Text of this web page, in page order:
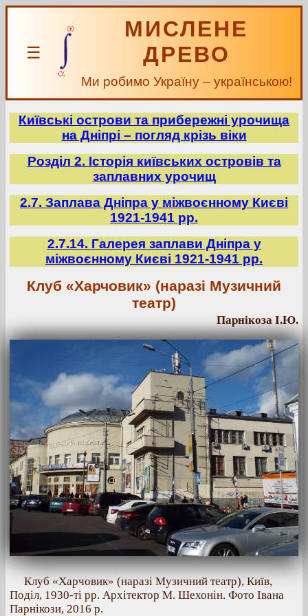
☰
МИСЛЕНЕ
ДРЕВО
Ми робимо Україну – українською!
Київські острови та прибережні урочища
на Дніпрі – погляд крізь віки
Розділ 2. Історія київських островів та
заплавних урочищ
2.7. Заплава Дніпра у міжвоєнному Києві
1921-1941 рр.
2.7.14. Галерея заплави Дніпра у
міжвоєнному Києві 1921-1941 рр.
Клуб «Харчовик» (наразі Музичний
театр)
Парнікоза І.Ю.
Клуб «Харчовик» (наразі Музичний театр), Київ,
Поділ, 1930-ті рр. Архітектор М. Шехонін. Фото Івана
Парнікози, 2016 р.